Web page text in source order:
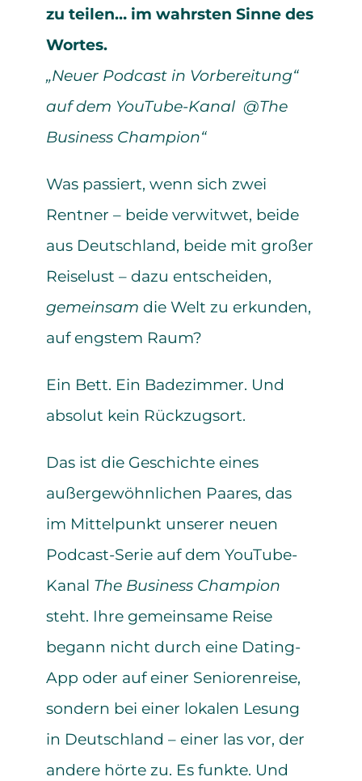
zu teilen… im wahrsten Sinne des
Wortes.
„Neuer Podcast in Vorbereitung“
auf dem YouTube-Kanal @The
Business Champion“
Was passiert, wenn sich zwei
Rentner – beide verwitwet, beide
aus Deutschland, beide mit großer
Reiselust – dazu entscheiden,
gemeinsam die Welt zu erkunden,
auf engstem Raum?
Ein Bett. Ein Badezimmer. Und
absolut kein Rückzugsort.
Das ist die Geschichte eines
außergewöhnlichen Paares, das
im Mittelpunkt unserer neuen
Podcast-Serie auf dem YouTube-
Kanal The Business Champion
steht. Ihre gemeinsame Reise
begann nicht durch eine Dating-
App oder auf einer Seniorenreise,
sondern bei einer lokalen Lesung
in Deutschland – einer las vor, der
andere hörte zu. Es funkte. Und